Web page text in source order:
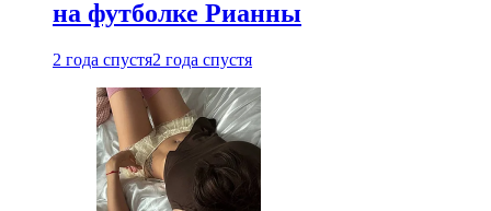
на футболке Рианны
2 года спустя2 года спустя